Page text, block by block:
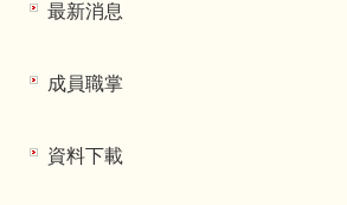
最新消息
成員職掌
資料下載